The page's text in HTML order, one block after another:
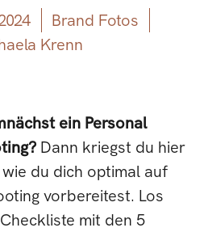
Brand Fotos
Krenn
ein Personal
Dann kriegst du hier
du dich optimal auf
vorbereitest. Los
mit den 5